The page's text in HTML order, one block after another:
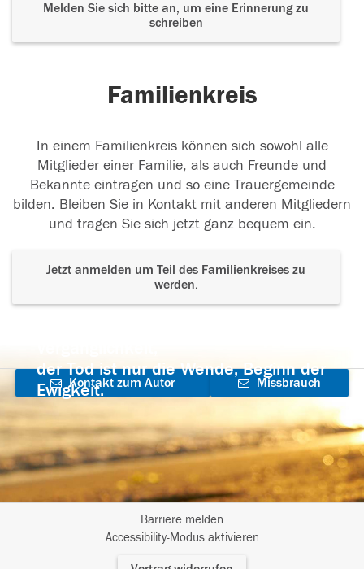
Melden Sie sich bitte an, um eine Erinnerung zu
schreiben
Familienkreis
In einem Familienkreis können sich sowohl alle
Mitglieder einer Familie, als auch Freunde und
Bekannte eintragen und so eine Trauergemeinde
bilden. Bleiben Sie in Kontakt mit anderen Mitgliedern
und tragen Sie sich jetzt ganz bequem ein.
Jetzt anmelden um Teil des Familienkreises zu
werden.
der Tod ist nur die Wende, Beginn der
Ewigkeit.
Kontakt zum Autor
aufnehmen
Missbrauch
Barriere melden
Accessibility-Modus aktivieren